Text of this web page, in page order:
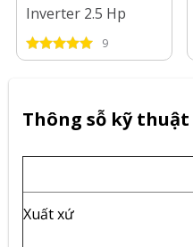
Inverter 2.5 Hp
MCUCE-22CRFN8
9
Thông sỗ kỹ thuật
Xuất xứ